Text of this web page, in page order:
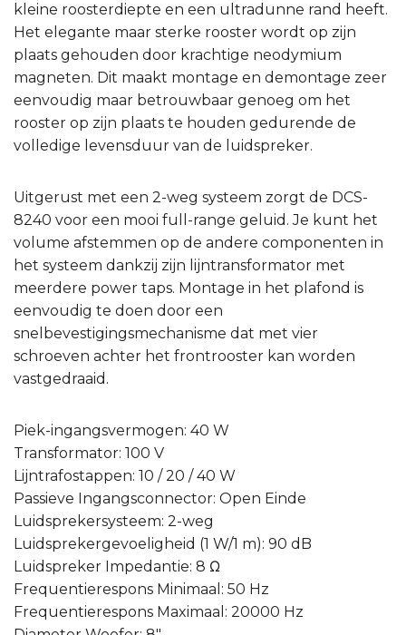
kleine roosterdiepte en een ultradunne rand heeft.
Het elegante maar sterke rooster wordt op zijn
plaats gehouden door krachtige neodymium
magneten. Dit maakt montage en demontage zeer
eenvoudig maar betrouwbaar genoeg om het
rooster op zijn plaats te houden gedurende de
volledige levensduur van de luidspreker.
Uitgerust met een 2-weg systeem zorgt de DCS-
8240 voor een mooi full-range geluid. Je kunt het
volume afstemmen op de andere componenten in
het systeem dankzij zijn lijntransformator met
meerdere power taps. Montage in het plafond is
eenvoudig te doen door een
snelbevestigingsmechanisme dat met vier
schroeven achter het frontrooster kan worden
vastgedraaid.
Piek-ingangsvermogen: 40 W
Transformator: 100 V
Lijntrafostappen: 10 / 20 / 40 W
Passieve Ingangsconnector: Open Einde
Luidsprekersysteem: 2-weg
Luidsprekergevoeligheid (1 W/1 m): 90 dB
Luidspreker Impedantie: 8 Ω
Frequentierespons Minimaal: 50 Hz
Frequentierespons Maximaal: 20000 Hz